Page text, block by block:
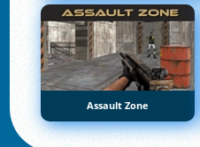
Assault Zone